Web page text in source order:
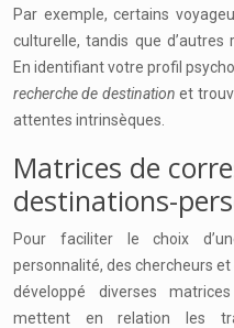
Par exemple, certains
culturelle, tandis que d’autres
En identifiant votre profil
recherche de destinationet
attentes intrinsèques.
Matrices de
destinations-
Pour faciliter le choix
personnalité, des chercheurs
développé diverses
mettent en relation les